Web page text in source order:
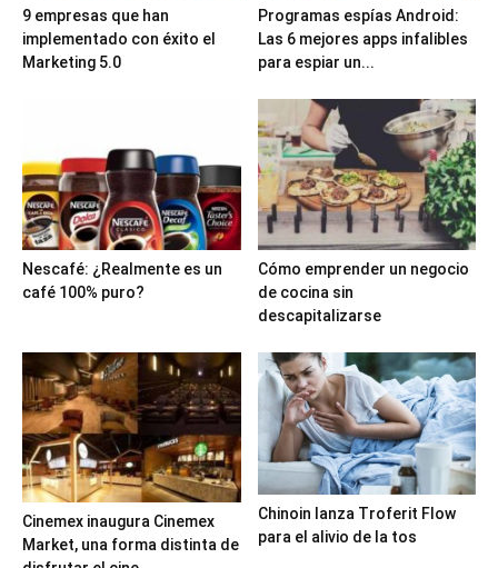
9 empresas que han
implementado con éxito el
Marketing 5.0
Programas espías Android:
Las 6 mejores apps infalibles
para espiar un...
Nescafé: ¿Realmente es un
café 100% puro?
Cómo emprender un negocio
de cocina sin
descapitalizarse
Cinemex inaugura Cinemex
Market, una forma distinta de
Chinoin lanza Troferit Flow
para el alivio de la tos